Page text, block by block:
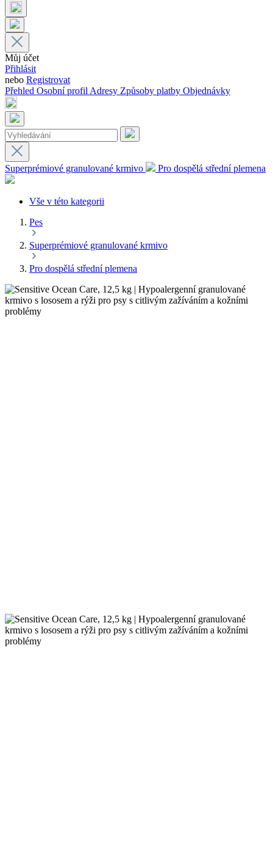
Můj účet
Přihlásit
nebo Registrovat
Přehled Osobní profilAdresy Způsoby platby Objednávky
Superprémiové granulované krmivo Pro dospělá střední plemena
Vše v této kategorii
Pes
Superprémiové granulované krmivo
Pro dospělá střední plemena